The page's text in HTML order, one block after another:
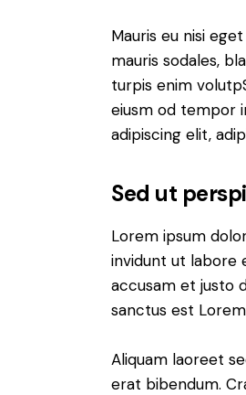
Mauris eu nisi
mauris sodales,
turpis enim
eiusm od tempor
adipiscing elit,
Sed ut
Lorem ipsum
invidunt ut labore
accusam et justo
sanctus est
Aliquam laoreet
erat bibendum.